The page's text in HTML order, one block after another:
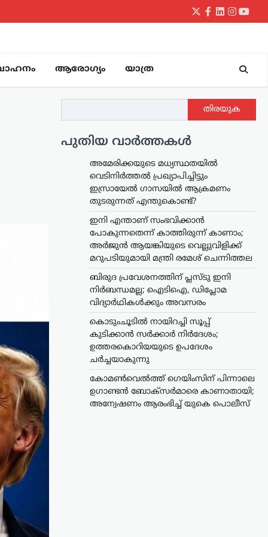
Twitter
Facebook
LinkedIn
ആരോഗ്യം യാത്ര
തിരയുക
പുതിയ വാർത്തകൾ
അമേരിക്കയുടെ മധ്യസ്ഥതയിൽ
വെടിനിർത്തൽ പ്രഖ്യാപിച്ചിട്ടും
ഇസ്രായേൽ ഗാസയിൽ ആക്രമണം
തുടരുന്നത് എന്തുകൊണ്ട്?
ഇനി എന്താണ് സംഭവിക്കാൻ
പോകുന്നതെന്ന് കാത്തിരുന്ന് കാണാം;
അർജുൻ ആയങ്കിയുടെ വെല്ലുവിളിക്ക്
മറുപടിയുമായി മന്ത്രി രമേശ് ചെന്നിത്തല
ബിരുദ പ്രവേശനത്തിന് പ്ലസ്ടു ഇനി
നിർബന്ധമല്ല; ഐടിഐ, ഡിപ്ലോമ
വിദ്യാർഥികൾക്കും അവസരം
കൊടുംചൂടിൽ നായിറച്ചി സൂപ്പ്
കുടിക്കാൻ സർക്കാർ നിർദേശം;
ഉത്തരകൊറിയയുടെ ഉപദേശം
ചർച്ചയാകുന്നു
കോമൺവെൽത്ത് ഗെയിംസിന് പിന്നാലെ
ഉഗാണ്ടൻ ബോക്സർമാരെ കാണാതായി;
അന്വേഷണം ആരംഭിച്ച് യുകെ പൊലീസ്